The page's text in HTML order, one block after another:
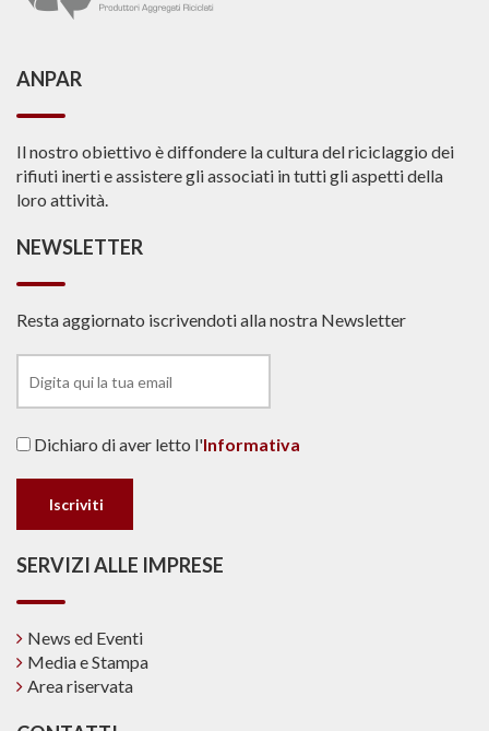
ANPAR
Il nostro obiettivo è diffondere la cultura del riciclaggio dei
rifiuti inerti e assistere gli associati in tutti gli aspetti della
loro attività.
NEWSLETTER
Resta aggiornato iscrivendoti alla nostra Newsletter
Dichiaro di aver letto l'Informativa
SERVIZI ALLE IMPRESE
News ed Eventi
Media e Stampa
Area riservata